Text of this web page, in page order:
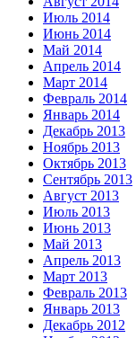
Июль 2014
Июнь 2014
Май 2014
Апрель 2014
Март 2014
Февраль 2014
Январь 2014
Декабрь 2013
Ноябрь 2013
Октябрь 2013
Сентябрь 2013
Август 2013
Июль 2013
Июнь 2013
Май 2013
Апрель 2013
Март 2013
Февраль 2013
Январь 2013
Декабрь 2012